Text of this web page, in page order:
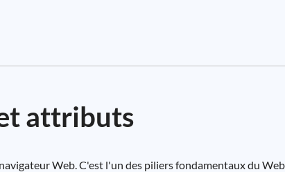
attributs
Web. C'est l'un des piliers fondamentaux du